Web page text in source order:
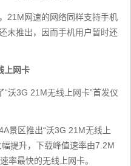
21M网速的网络同样支持手机
未推出，因而手机用户暂时还
上网卡
沃3G 21M无线上网卡”首发仪
景区推出“沃3G 21M无线上
提升，下载峰值速率由7.2M
率最快的无线上网卡。